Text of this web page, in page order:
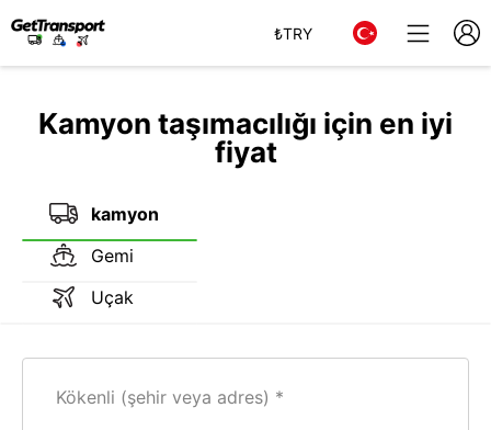
₺TRY
Kamyon taşımacılığı için en iyi
fiyat
kamyon
Gemi
Uçak
Kökenli (şehir veya adres)